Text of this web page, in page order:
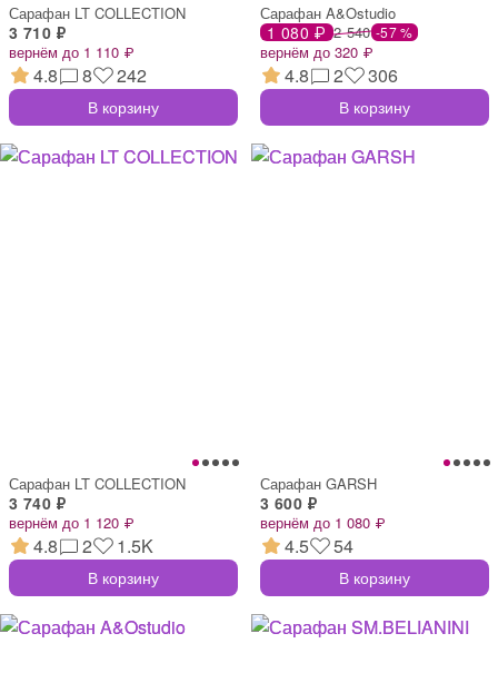
Сарафан LT COLLECTION
3 710 ₽
вернём до 1 110 ₽
4.8 8 242
В корзину
Сарафан A&Ostudio
1 080 ₽ 2 540 -57 %
вернём до 320 ₽
4.8 2 306
В корзину
Сарафан LT COLLECTION
3 740 ₽
вернём до 1 120 ₽
4.8 2 1.5K
В корзину
Сарафан GARSH
3 600 ₽
вернём до 1 080 ₽
4.5 54
В корзину